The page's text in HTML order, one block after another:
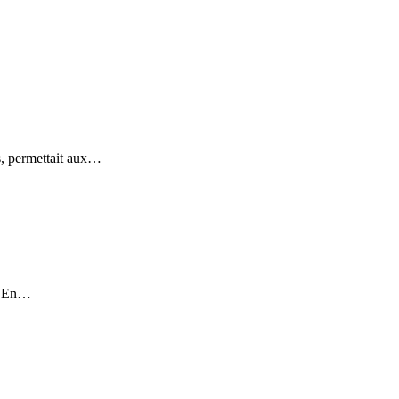
permettait aux…
En…